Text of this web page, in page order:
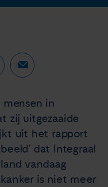
mensen in
zij uitgezaaide
uit het rapport
dat Integraal
vandaag
is niet meer